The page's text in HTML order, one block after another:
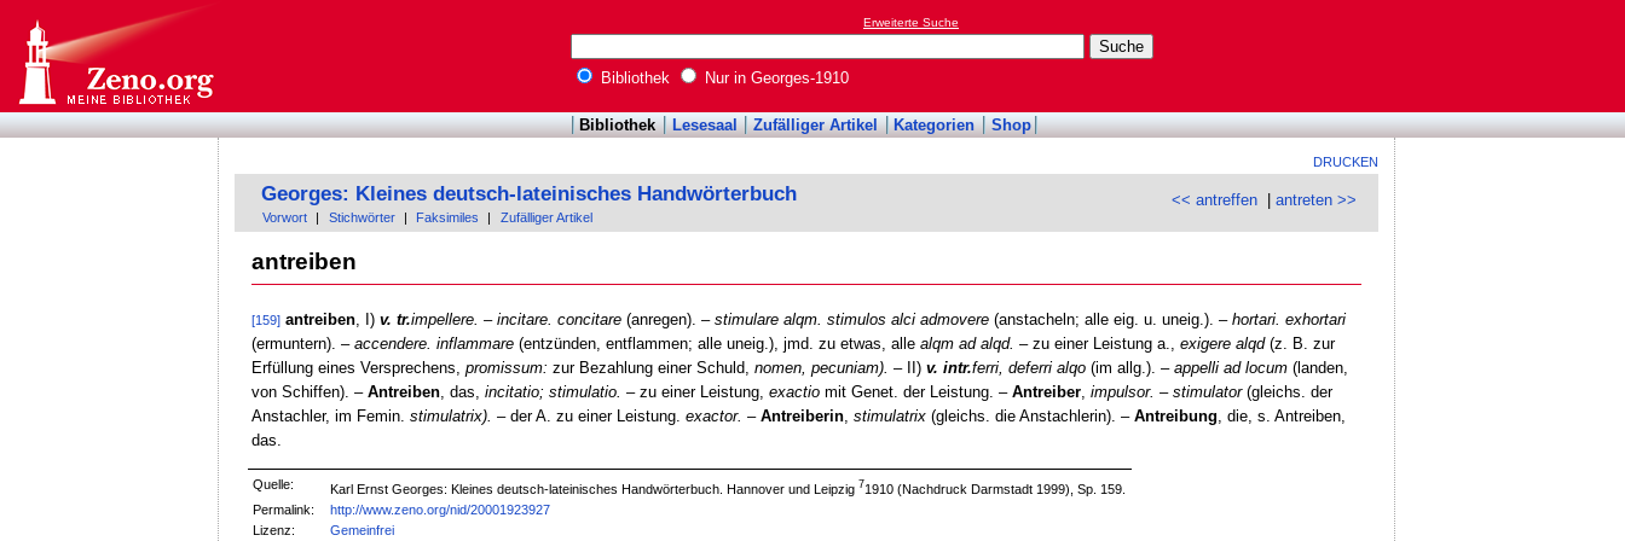
Erweiterte Suche
Bibliothek Nur in Georges-1910
Bibliothek Lesesaal Zufälliger Artikel Kategorien Shop
DRUCKEN
<< antreffen |antreten >>
Georges: Kleines deutsch-lateinisches Handwörterbuch
Vorwort Stichwörter Faksimiles Zufälliger Artikel
antreiben
[159] antreiben, I) v. tr.impellere. – incitare. concitare(anregen). – stimulare alqm. stimulos alci admovere(anstacheln; alle eig. u. uneig.). – hortari. exhortari
(ermuntern). – accendere. inflammare(entzünden, entflammen; alle uneig.), jmd. zu etwas, alle alqm ad alqd. – zu einer Leistung a., exigere alqd(z. B. zur
Erfüllung eines Versprechens, promissum: zur Bezahlung einer Schuld, nomen, pecuniam). – II) v. intr.ferri, deferri alqo(im allg.). – appelli ad locum(landen,
von Schiffen). – Antreiben, das, incitatio; stimulatio. – zu einer Leistung, exactiomit Genet. der Leistung. – Antreiber, impulsor. – stimulator(gleichs. der
Anstachler, im Femin. stimulatrix). – der A. zu einer Leistung. exactor. – Antreiberin, stimulatrix(gleichs. die Anstachlerin). – Antreibung , die, s. Antreiben,
das.
Quelle: Karl Ernst Georges: Kleines deutsch-lateinisches Handwörterbuch. Hannover und Leipzig 71910 (Nachdruck Darmstadt 1999), Sp. 159.
Permalink:
http://www.zeno.org/nid/20001923927
Lizenz:
Gemeinfrei